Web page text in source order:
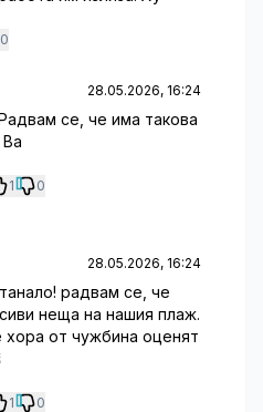
0
28.05.2026, 16:24
се, че има такова
1 0
28.05.2026, 16:24
радвам се, че
неща на нашия плаж.
хора от чужбина оценят
1 0